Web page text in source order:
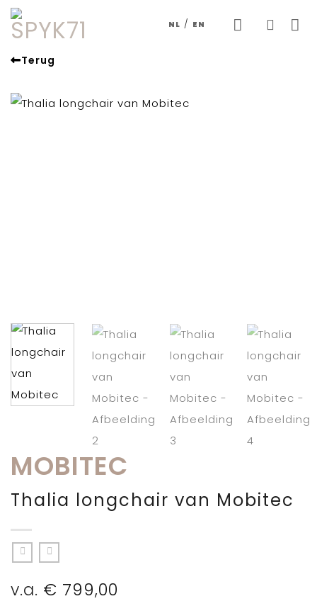
Skip
NL / EN
Terug
Thalia longchair van Mobitec
v.a. € 799,00
MOBITEC